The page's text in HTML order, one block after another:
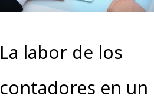
La labor de los
contadores en un